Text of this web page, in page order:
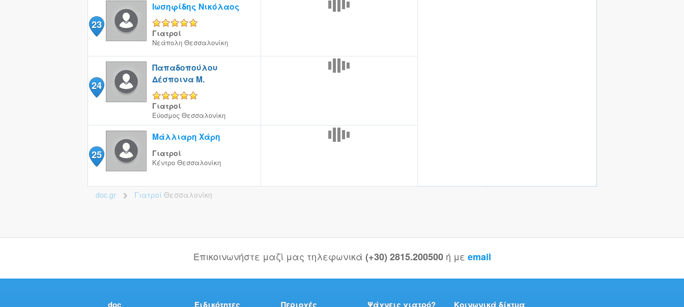
23
Ιωσηφίδης Νικόλαος
Γιατροί
Νεάπολη Θεσσαλονίκη
24
Παπαδοπούλου
Δέσποινα Μ.
Γιατροί
Εύοσμος Θεσσαλονίκη
25
Μάλλιαρη Χάρη
Γιατροί
Κέντρο Θεσσαλονίκη
doc.gr >Γιατροί Θεσσαλονίκη
Επικοινωνήστε μαζί μας τηλεφωνικά (+30) 2815.200500 ή με email
doc Ειδικότητες Περιοχές Ψάχνεις γιατρό? Κοινωνικά δίκτυα